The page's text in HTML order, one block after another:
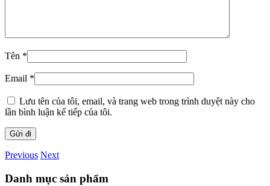
Tên *
Email *
Lưu tên của tôi, email, và trang web trong trình duyệt này cho
lần bình luận kế tiếp của tôi.
Previous Next
Danh mục sản phẩm